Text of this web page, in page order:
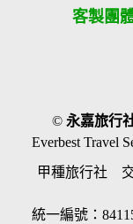
客製團
©永嘉旅行
Everbest Travel
甲種旅行社
統一編號：